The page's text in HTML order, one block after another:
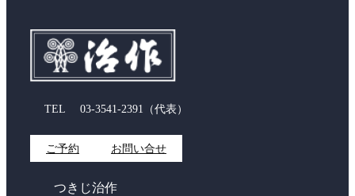
TEL 03-3541-2391 （代表）
ご予約 お問い合せ
つきじ治作